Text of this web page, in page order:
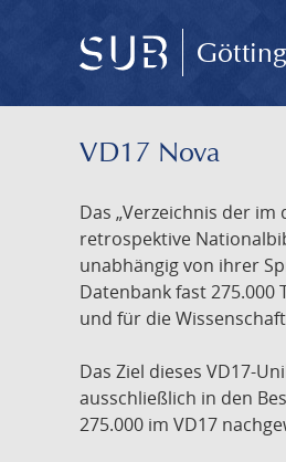
VD17 Nova
Das „Verzeichnis der
retrospektive
unabhängig von ihrer
Datenbank fast
und für die
Das Ziel dieses VD17-
ausschließlich in den
275.000 im VD17